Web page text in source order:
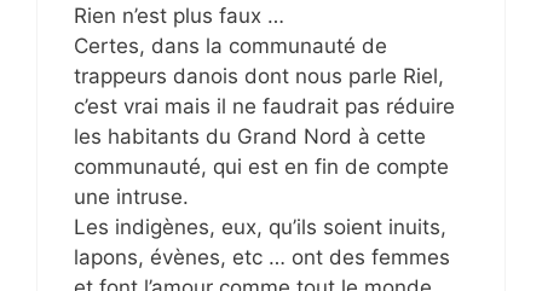
Rien n’est plus faux …
Certes, dans la communauté de
trappeurs danois dont nous parle Riel,
c’est vrai mais il ne faudrait pas réduire
les habitants du Grand Nord à cette
communauté, qui est en fin de compte
une intruse.
Les indigènes, eux, qu’ils soient inuits,
lapons, évènes, etc … ont des femmes